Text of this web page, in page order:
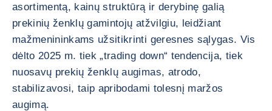
asortimentą, kainų struktūrą ir derybinę galią
prekinių ženklų gamintojų atžvilgiu, leidžiant
mažmenininkams užsitikrinti geresnes sąlygas. Vis
dėlto 2025 m. tiek „trading down“ tendencija, tiek
nuosavų prekių ženklų augimas, atrodo,
stabilizavosi, taip apribodami tolesnį maržos
augimą.